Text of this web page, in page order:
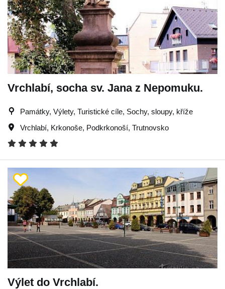
Vrchlabí, socha sv. Jana z Nepomuku.
Památky, Výlety, Turistické cíle, Sochy, sloupy, kříže
Vrchlabí, Krkonoše, Podkrkonoší, Trutnovsko
Výlet do Vrchlabí.